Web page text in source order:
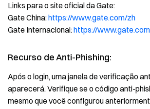
Links para o site oficial da Gate:
Gate China:https://www.gate.com/zh
Gate Internacional:https://www.gate.com
Recurso de Anti-Phishing:
Após o login, uma janela de verificação
aparecerá. Verifique se o código anti-
mesmo que você configurou